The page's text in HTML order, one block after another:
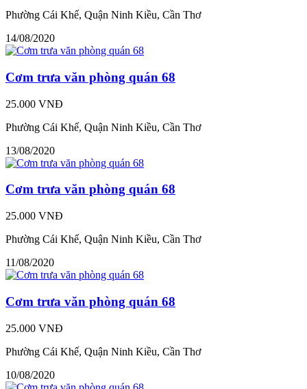
Phường Cái Khế, Quận Ninh Kiều, Cần Thơ
14/08/2020
Cơm trưa văn phòng quán 68
25.000 VNĐ
Phường Cái Khế, Quận Ninh Kiều, Cần Thơ
13/08/2020
Cơm trưa văn phòng quán 68
25.000 VNĐ
Phường Cái Khế, Quận Ninh Kiều, Cần Thơ
11/08/2020
Cơm trưa văn phòng quán 68
25.000 VNĐ
Phường Cái Khế, Quận Ninh Kiều, Cần Thơ
10/08/2020